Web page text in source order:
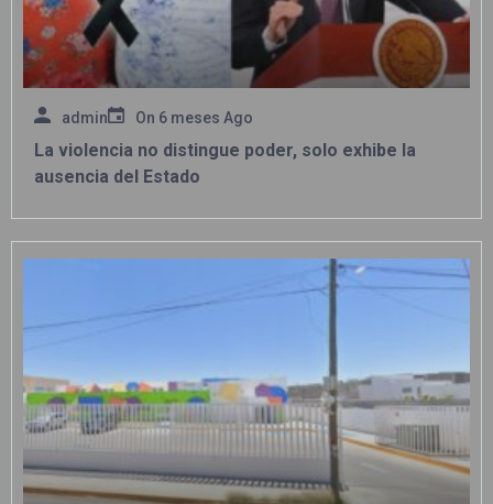
admin On 6 meses Ago
La violencia no distingue poder, solo exhibe la
ausencia del Estado